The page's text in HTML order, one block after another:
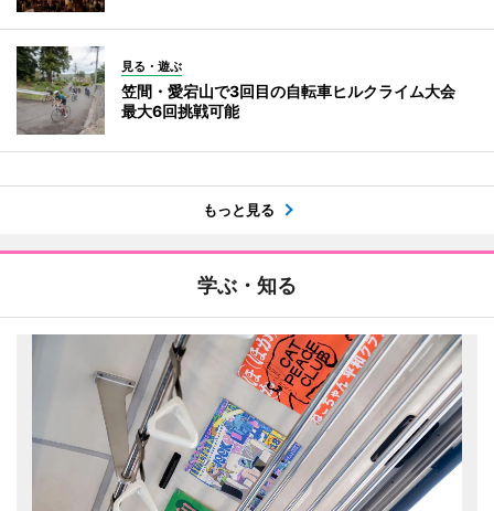
見る・遊ぶ
笠間・愛宕山で3回目の自転車ヒルクライム大会
最大6回挑戦可能
もっと見る
学ぶ・知る